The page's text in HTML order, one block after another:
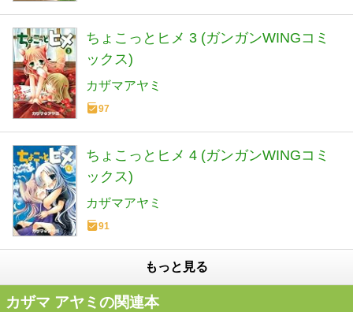
ちょこっとヒメ 3 (ガンガンWINGコミ
ックス)
カザマアヤミ
97
ちょこっとヒメ 4 (ガンガンWINGコミ
ックス)
カザマアヤミ
91
もっと見る
カザマ アヤミの関連本